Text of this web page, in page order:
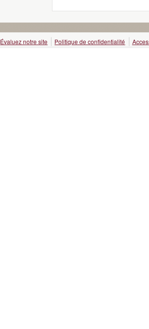
Évaluez notre site Politique de confidentialité